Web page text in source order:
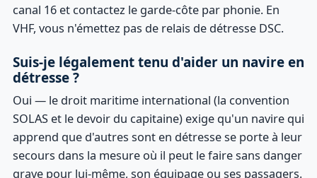
canal 16 et contactez le garde-côte par phonie. En
VHF, vous n'émettez pas de relais de détresse DSC.
Suis-je légalement tenu d'aider un navire en
détresse ?
Oui — le droit maritime international (la convention
SOLAS et le devoir du capitaine) exige qu'un navire qui
apprend que d'autres sont en détresse se porte à leur
secours dans la mesure où il peut le faire sans danger
grave pour lui-même, son équipage ou ses passagers.